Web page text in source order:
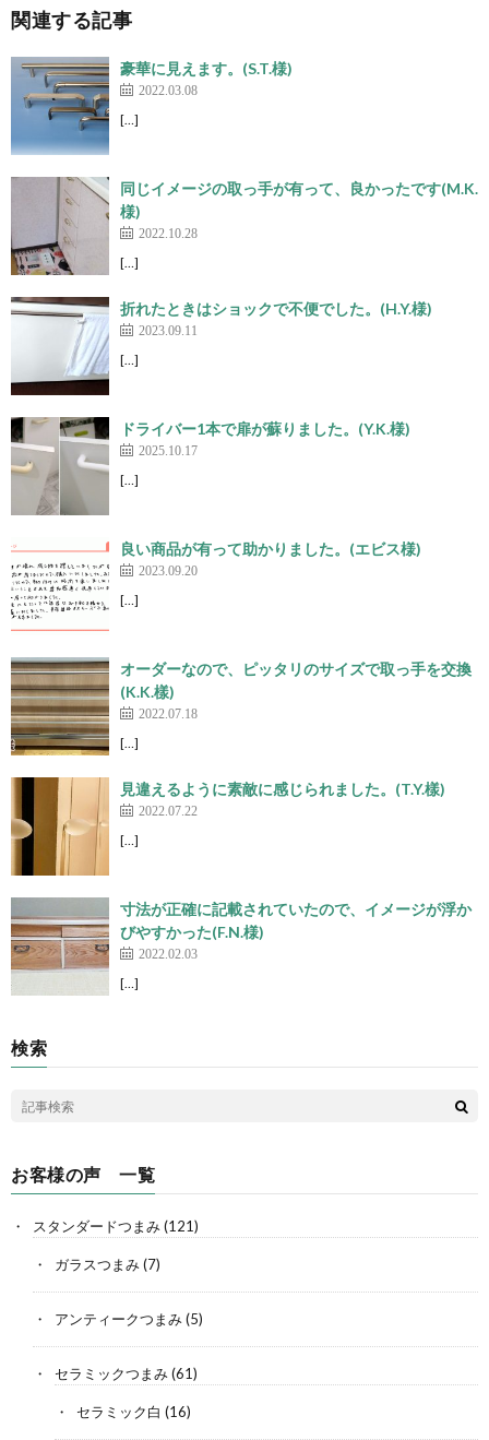
関連する記事
豪華に見えます。(S.T.様)
2022.03.08
[…]
同じイメージの取っ手が有って、良かったです(M.K.
様)
2022.10.28
[…]
折れたときはショックで不便でした。(H.Y.様)
2023.09.11
[…]
ドライバー1本で扉が蘇りました。(Y.K.様)
2025.10.17
[…]
良い商品が有って助かりました。(エビス様)
2023.09.20
[…]
オーダーなので、ピッタリのサイズで取っ手を交換
(K.K.樣)
2022.07.18
[…]
見違えるように素敵に感じられました。(T.Y.樣)
2022.07.22
[…]
寸法が正確に記載されていたので、イメージが浮か
びやすかった(F.N.様)
2022.02.03
[…]
検索
お客様の声 一覧
スタンダードつまみ(121)
ガラスつまみ(7)
アンティークつまみ(5)
セラミックつまみ(61)
セラミック白 (16)